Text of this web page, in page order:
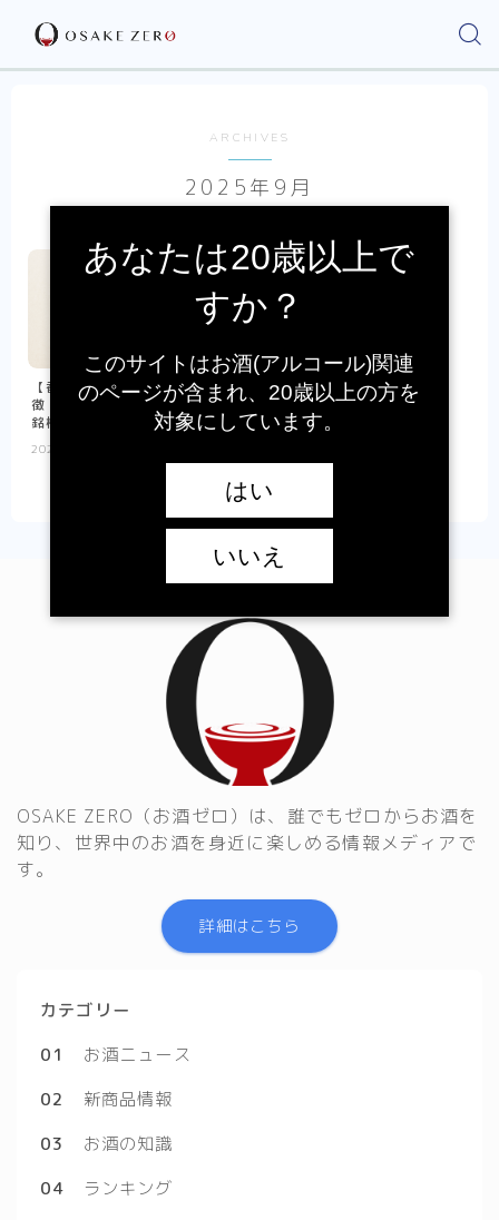
ARCHIVES
2025年9月
【香川の日本酒】金陵とは？特
徴・歴史・アクセス・おすすめ
銘柄を徹底解説
2025.09.17
OSAKE ZERO（お酒ゼロ）は、誰でもゼロからお酒を
知り、世界中のお酒を身近に楽しめる情報メディアで
す。
詳細はこちら
カテゴリー
01
お酒ニュース
02
新商品情報
03
お酒の知識
04
ランキング
あなたは20歳以上で
すか？
このサイトはお酒(アルコール)関連
のページが含まれ、20歳以上の方を
対象にしています。
はい
いいえ